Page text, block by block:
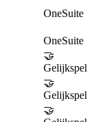
OneSuite
OneSuite
🤝
Gelijkspel
🤝
Gelijkspel
🤝